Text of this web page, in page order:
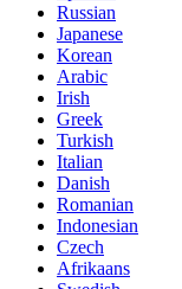
Russian
Japanese
Korean
Arabic
Irish
Greek
Turkish
Italian
Danish
Romanian
Indonesian
Czech
Afrikaans